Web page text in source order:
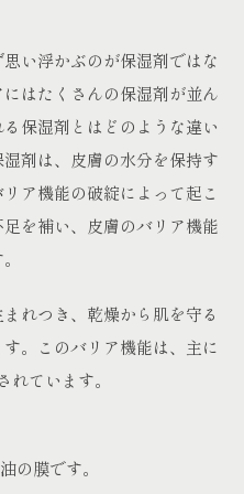
い浮かぶのが保湿剤ではな
はたくさんの保湿剤が並ん
保湿剤とはどのような違い
剤は、皮膚の水分を保持す
ア機能の破綻によって起こ
を補い、皮膚のバリア機能
れつき、乾燥から肌を守る
。このバリア機能は、主に
ています。
の膜です。